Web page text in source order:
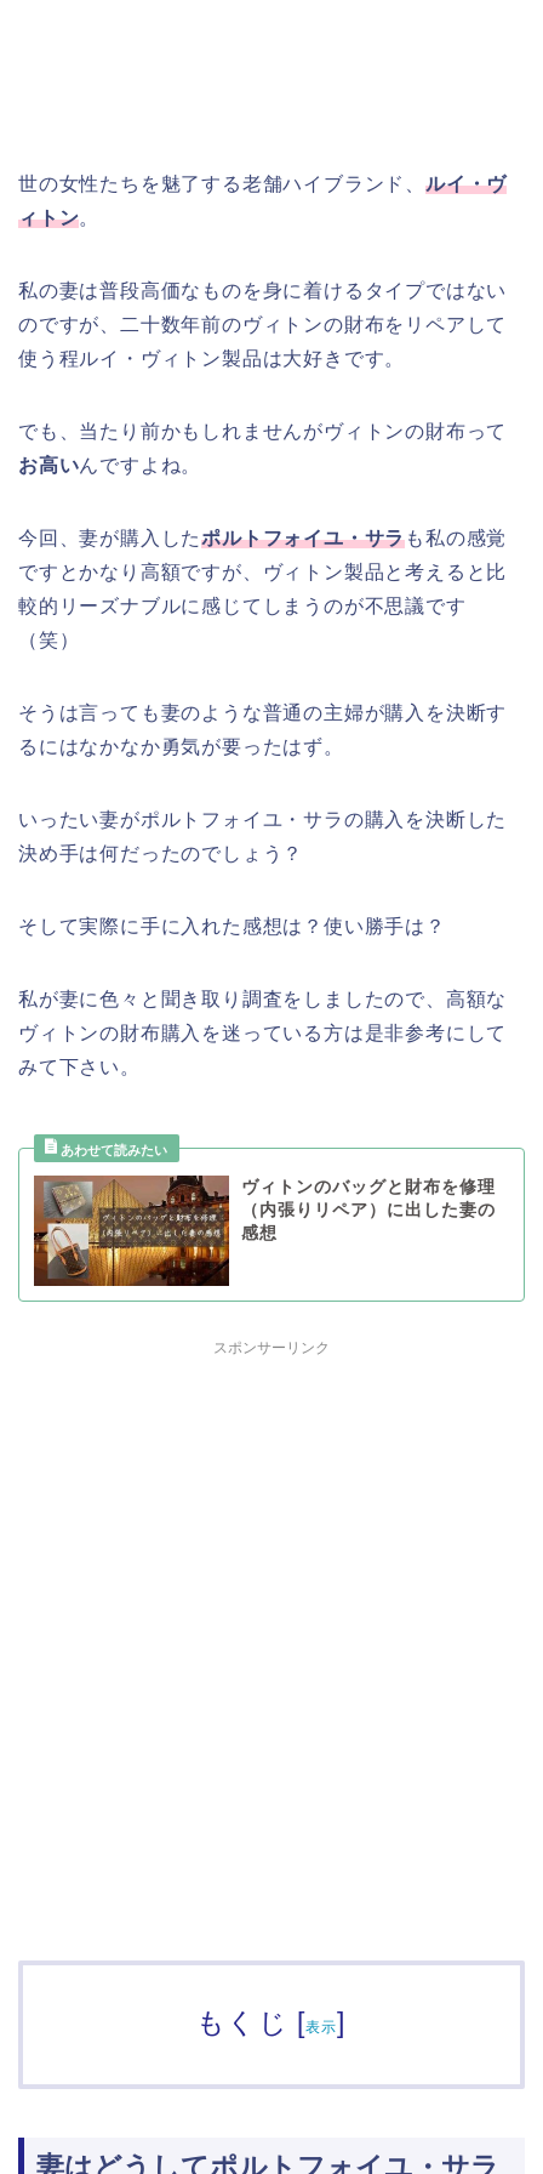
世の女性たちを魅了する老舗ハイブランド、 ルイ・ヴ
ィトン。
私の妻は普段高価なものを身に着けるタイプではない
のですが、二十数年前のヴィトンの財布をリペアして
使う程ルイ・ヴィトン製品は大好きです。
でも、当たり前かもしれませんがヴィトンの財布って
お高いんですよね。
今回、妻が購入したポルトフォイユ・サラも私の感覚
ですとかなり高額ですが、ヴィトン製品と考えると比
較的リーズナブルに感じてしまうのが不思議です
（笑）
そうは言っても妻のような普通の主婦が購入を決断す
るにはなかなか勇気が要ったはず。
いったい妻がポルトフォイユ・サラの購入を決断した
決め手は何だったのでしょう？
そして実際に手に入れた感想は？使い勝手は？
私が妻に色々と聞き取り調査をしましたので、高額な
ヴィトンの財布購入を迷っている方は是非参考にして
みて下さい。
ヴィトンのバッグと財布を修理
（内張りリペア）に出した妻の
感想
スポンサーリンク
もくじ [表示]
妻はどうしてポルトフォイユ・サラ